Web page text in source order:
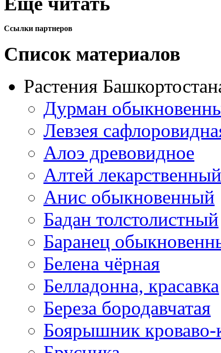
Ссылки партнеров
Список материалов
Растения
Дурман
Левзея
Алоэ древовидное
Алтей лекарственный
Анис обыкновенный
Бадан толстолистный
Баранец
Белена чёрная
Белладонна, красавка
Береза бородавчатая
Боярышник кроваво-